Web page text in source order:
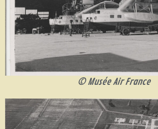
© Musée Air France